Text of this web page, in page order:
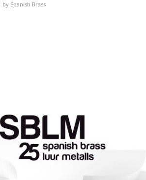
by Spanish Brass